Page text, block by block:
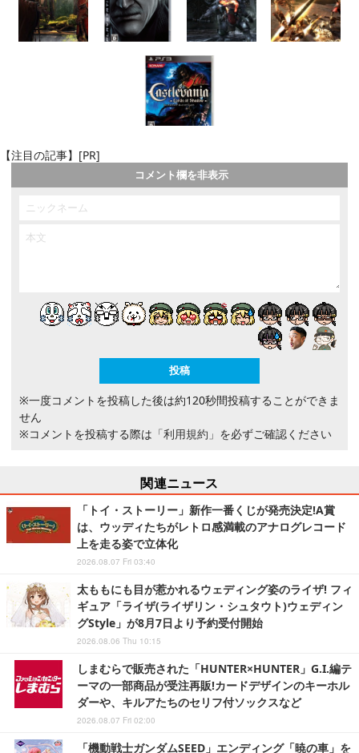
【注目の記事】[PR]
コメント欄を非表示
※一度コメントを投稿した後は約120秒間投稿することができま
せん
※コメントを投稿する際は 「利用規約」 を必ずご確認ください
関連ニュース
「トイ・ストーリー」新作一番くじが発売決定!A賞
は、ウッディたちがレトロ感満載のアナログレコード
上を走る姿で立体化
2026.08.07 Fri 03:40
太ももにも目が惹かれるウェディング姿のライザ! フィ
ギュア「ライザ(ライザリン・シュタウト)ウェディン
グStyle」が8月7日より予約受付開始
2026.08.06 Thu 10:15
しまむらで販売された「HUNTER×HUNTER」G.I.編テ
ーマの一部商品が受注再販!カードデザインのキーホル
ダーや、キルアたちのセリフ付ソックスなど
2026.08.07 Fri 02:00
「機動戦士ガンダムSEED」エンディング「暁の車」を